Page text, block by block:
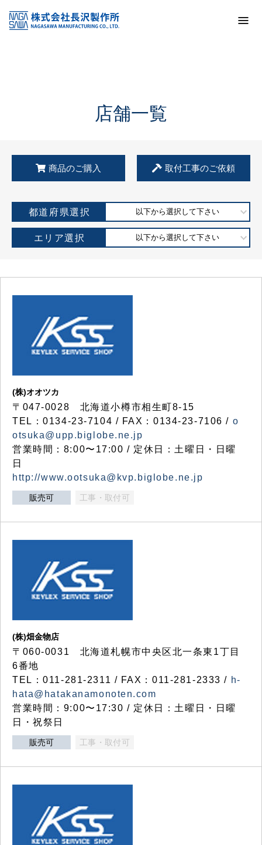
KSS加盟店・取扱店情報
店舗一覧
店舗一覧
商品のご購入 取付工事のご依頼
都道府県選択 以下から選択して下さい
エリア選択 以下から選択して下さい
(株)オオツカ
〒047-0028 北海道小樽市相生町8-15
TEL：0134-23-7104 / FAX：0134-23-7106 / o
otsuka@upp.biglobe.ne.jp
営業時間：8:00〜17:00 / 定休日：土曜日・日曜
日
http://www.ootsuka@kvp.biglobe.ne.jp
販売可 工事・取付可
(株)畑金物店
〒060-0031 北海道札幌市中央区北一条東1丁目
6番地
TEL：011-281-2311 / FAX：011-281-2333 / h-
hata@hatakanamonoten.com
営業時間：9:00〜17:30 / 定休日：土曜日・日曜
日・祝祭日
販売可 工事・取付可